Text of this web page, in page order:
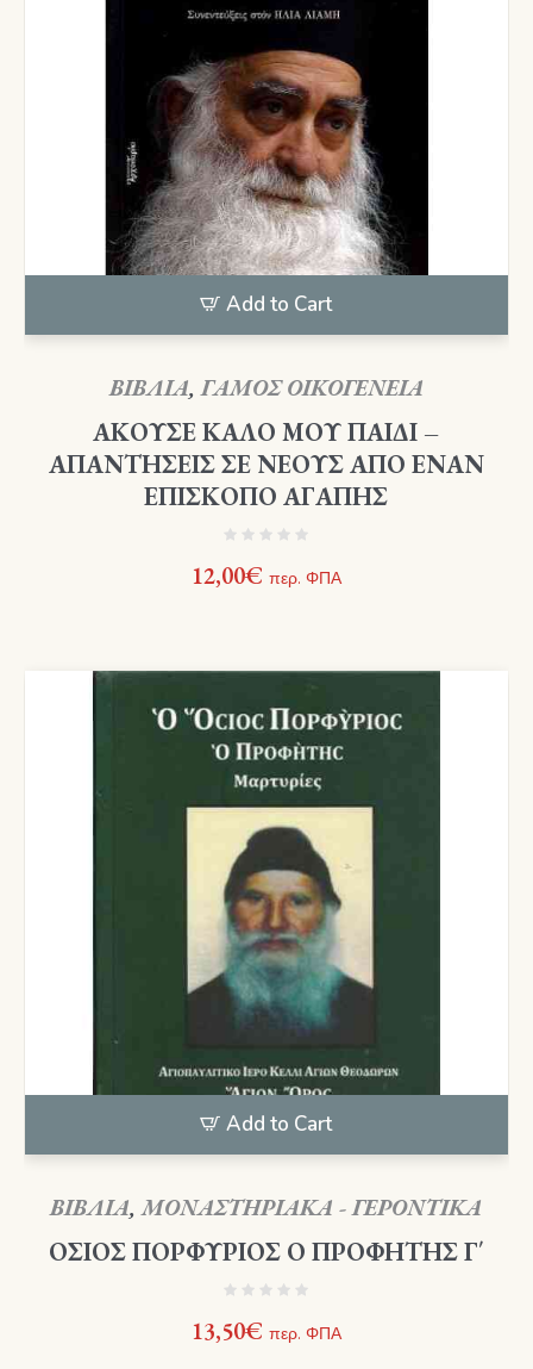
Add to Cart
ΒΙΒΛΙΑ,ΓΑΜΟΣ ΟΙΚΟΓΕΝΕΙΑ
ΑΚΟΥΣΕ ΚΑΛΟ ΜΟΥ ΠΑΙΔΙ –
ΑΠΑΝΤΗΣΕΙΣ ΣΕ ΝΕΟΥΣ ΑΠΟ ΕΝΑΝ
ΕΠΙΣΚΟΠΟ ΑΓΑΠΗΣ
12,00€ περ. ΦΠΑ
Add to Cart
ΒΙΒΛΙΑ,ΜΟΝΑΣΤΗΡΙΑΚΑ - ΓΕΡΟΝΤΙΚΑ
ΟΣΙΟΣ ΠΟΡΦΥΡΙΟΣ Ο ΠΡΟΦΗΤΗΣ Γ΄
13,50€ περ. ΦΠΑ